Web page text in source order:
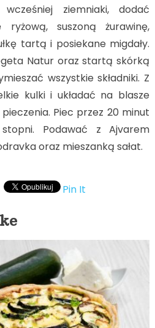
ziemniaki, dodać
suszoną żurawinę,
tartą i posiekane migdały.
Natur oraz startą skórką
wszystkie składniki. Z
kulki i układać na blasze
Piec przez 20 minut
Podawać z Ajvarem
oraz mieszanką sałat.
Pin It